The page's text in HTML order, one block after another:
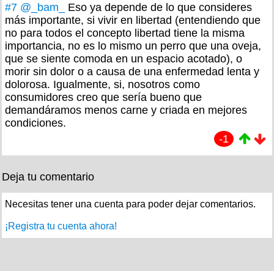
#7 @_bam_
Eso ya depende de lo que consideres
más importante, si vivir en libertad (entendiendo que
no para todos el concepto libertad tiene la misma
importancia, no es lo mismo un perro que una oveja,
que se siente comoda en un espacio acotado), o
morir sin dolor o a causa de una enfermedad lenta y
dolorosa. Igualmente, si, nosotros como
consumidores creo que sería bueno que
demandáramos menos carne y criada en mejores
condiciones.
-1
Deja tu comentario
Necesitas tener una cuenta para poder dejar comentarios.
¡Registra tu cuenta ahora!